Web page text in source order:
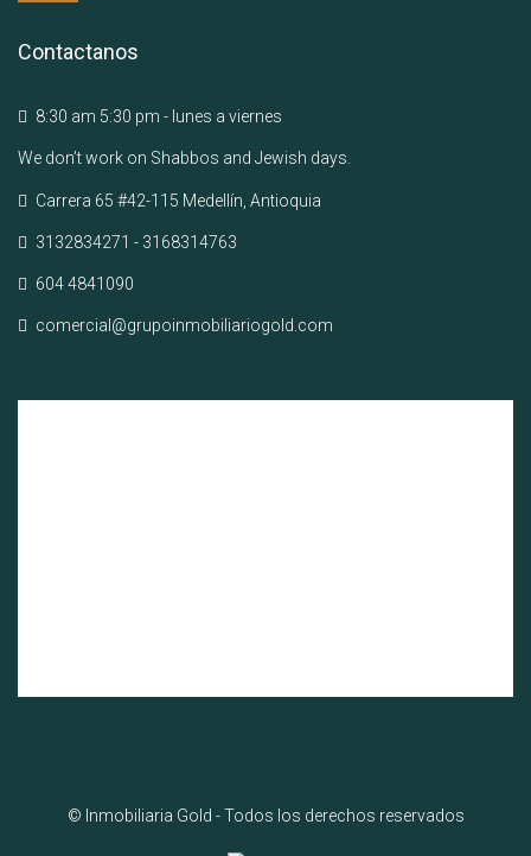
Contactanos
8:30 am 5:30 pm - lunes a viernes
We don’t work on Shabbos and Jewish days.
Carrera 65 #42-115 Medellín, Antioquia
3132834271 - 3168314763
604 4841090
comercial@grupoinmobiliariogold.com
© Inmobiliaria Gold - Todos los derechos reservados